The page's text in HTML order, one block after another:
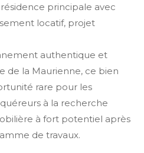
principale avec
locatif, projet
authentique et
de la Maurienne, ce bien
rare pour les
à la recherche
à fort potentiel après
de travaux.